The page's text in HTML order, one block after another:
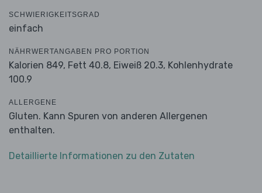
SCHWIERIGKEITSGRAD
einfach
NÄHRWERTANGABEN PRO PORTION
Kalorien 849, Fett 40.8, Eiweiß 20.3, Kohlenhydrate
100.9
ALLERGENE
Gluten. Kann Spuren von anderen Allergenen
enthalten.
Detaillierte Informationen zu den Zutaten